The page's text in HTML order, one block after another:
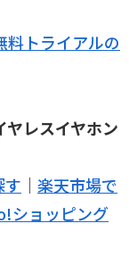
料トライアルの
ヤレスイヤホン
す ｜ 楽天市場で
ショッピング